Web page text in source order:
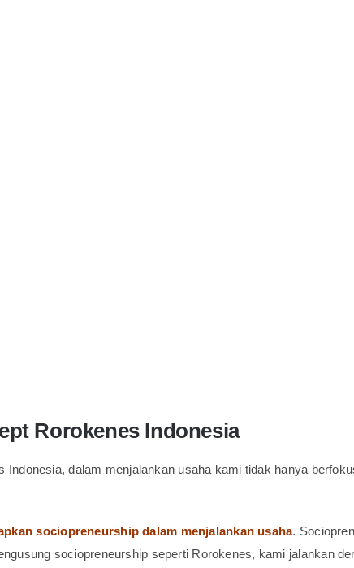
Rorokenes Indonesia
dalam menjalankan usaha kami tidak hanya
sociopreneurship dalam menjalankan usaha.
sociopreneurship seperti Rorokenes, kami jalankan